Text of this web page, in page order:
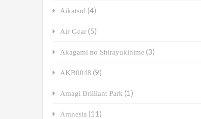
Aikatsu! (4)
Air Gear (5)
Akagami no Shirayukihime (3)
AKB0048 (9)
Amagi Brilliant Park (1)
Amnesia (11)